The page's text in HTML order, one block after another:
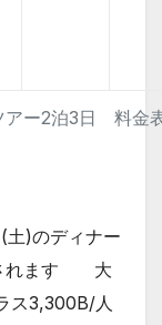
アー2泊3日 料金
土)のディナー
されます 大
ス3,300B/人